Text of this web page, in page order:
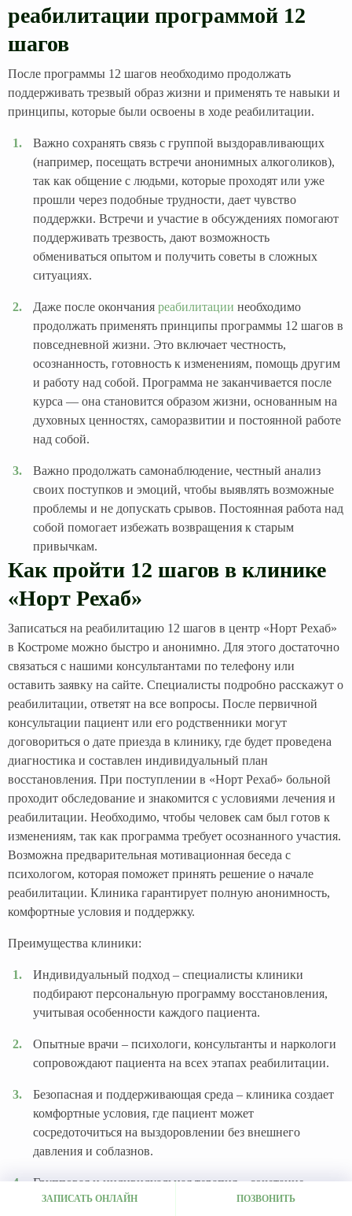
реабилитации программой 12
шагов
После программы 12 шагов необходимо продолжать
поддерживать трезвый образ жизни и применять те навыки и
принципы, которые были освоены в ходе реабилитации.
Важно сохранять связь с группой выздоравливающих
(например, посещать встречи анонимных алкоголиков),
так как общение с людьми, которые проходят или уже
прошли через подобные трудности, дает чувство
поддержки. Встречи и участие в обсуждениях помогают
поддерживать трезвость, дают возможность
обмениваться опытом и получить советы в сложных
ситуациях.
Даже после окончания реабилитации необходимо
продолжать применять принципы программы 12 шагов в
повседневной жизни. Это включает честность,
осознанность, готовность к изменениям, помощь другим
и работу над собой. Программа не заканчивается после
курса — она становится образом жизни, основанным на
духовных ценностях, саморазвитии и постоянной работе
над собой.
Важно продолжать самонаблюдение, честный анализ
своих поступков и эмоций, чтобы выявлять возможные
проблемы и не допускать срывов. Постоянная работа над
собой помогает избежать возвращения к старым
привычкам.
Как пройти 12 шагов в клинике
«Норт Рехаб»
Записаться на реабилитацию 12 шагов в центр «Норт Рехаб»
в Костроме можно быстро и анонимно. Для этого достаточно
связаться с нашими консультантами по телефону или
оставить заявку на сайте. Специалисты подробно расскажут о
реабилитации, ответят на все вопросы. После первичной
консультации пациент или его родственники могут
договориться о дате приезда в клинику, где будет проведена
диагностика и составлен индивидуальный план
восстановления. При поступлении в «Норт Рехаб» больной
проходит обследование и знакомится с условиями лечения и
реабилитации. Необходимо, чтобы человек сам был готов к
изменениям, так как программа требует осознанного участия.
Возможна предварительная мотивационная беседа с
психологом, которая поможет принять решение о начале
реабилитации. Клиника гарантирует полную анонимность,
комфортные условия и поддержку.
Преимущества клиники:
Индивидуальный подход – специалисты клиники
подбирают персональную программу восстановления,
учитывая особенности каждого пациента.
Опытные врачи – психологи, консультанты и наркологи
сопровождают пациента на всех этапах реабилитации.
Безопасная и поддерживающая среда – клиника создает
комфортные условия, где пациент может
сосредоточиться на выздоровлении без внешнего
давления и соблазнов.
Групповая и индивидуальная терапия – сочетание
персональной работы с психологом и участия в группах
ЗАПИСАТЬ ОНЛАЙН ПОЗВОНИТЬ